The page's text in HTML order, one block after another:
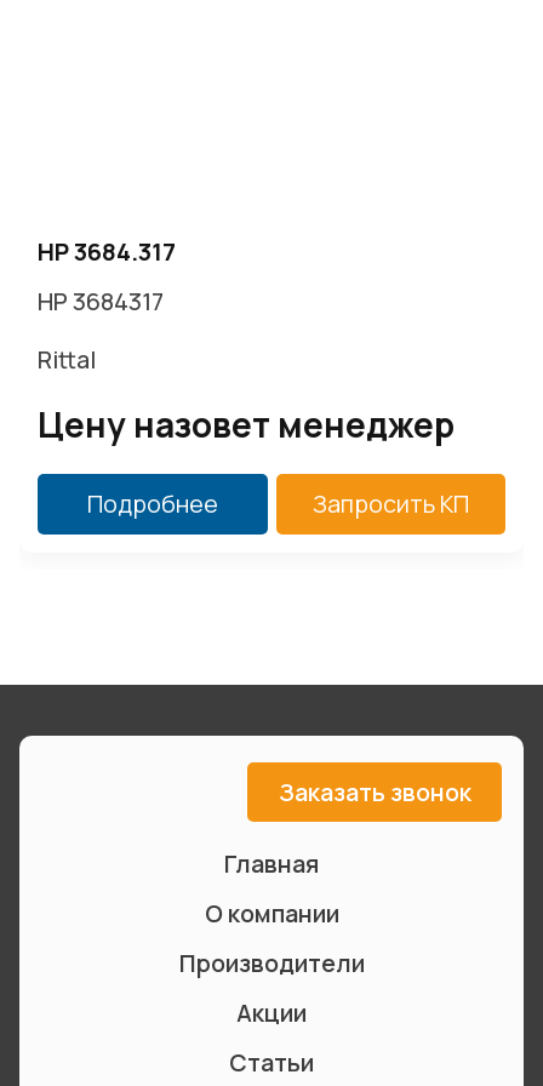
HP 3684.317
HP 3684317
Rittal
Цену назовет менеджер
Подробнее Запросить КП
Заказать звонок
Главная
О компании
Производители
Акции
Статьи